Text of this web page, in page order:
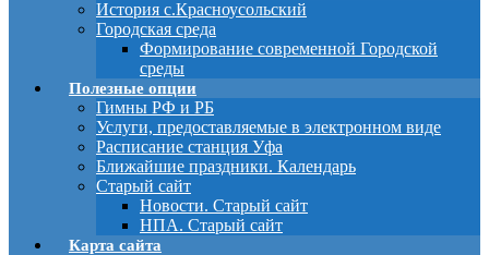
История с.Красноусольский
Городская среда
Формирование современной Городской
среды
Полезные опции
Гимны РФ и РБ
Услуги, предоставляемые в электронном виде
Расписание станция Уфа
Ближайшие праздники. Календарь
Старый сайт
Новости. Старый сайт
НПА. Старый сайт
Карта сайта